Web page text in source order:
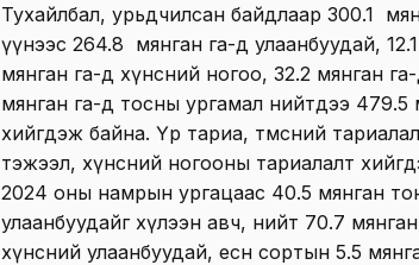
Тухайлбал, урьдчилсан байдлаар 300.1
үүнээс 264.8 мянган га-д улаанбуудай,
мянган га-д хүнсний ногоо, 32.2 мянган
мянган га-д тосны ургамал нийтдээ 479.5
хийгдэж байна. Үр тариа, төмсний
тэжээл, хүнсний ногооны тариалалт
2024 оны намрын ургацаас 40.5 мянган
улаанбуудайг хүлээн авч, нийт 70.7 мянган
хүнсний улаанбуудай, есөн сортын 5.5